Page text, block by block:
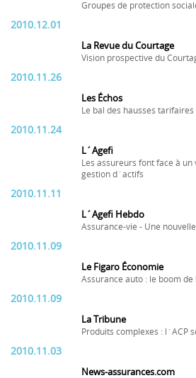
Groupes de protection
2010.12.01
La Revue du Courtage
Vision prospective du
2010.11.26
Les Échos
Le bal des hausses
2010.11.24
L´Agefi
Les assureurs font face à
gestion d´actifs
2010.11.11
L´Agefi Hebdo
Assurance-vie - Une
2010.11.09
Le Figaro Économie
Assurance auto : le boom
2010.11.09
La Tribune
Produits complexes : l´ACP
2010.11.03
News-assurances.com